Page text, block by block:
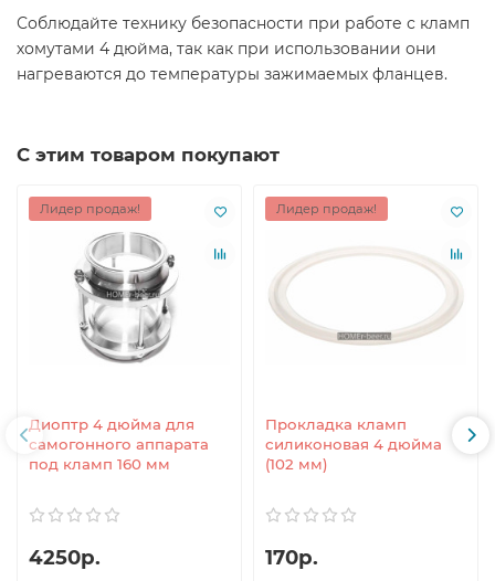
Соблюдайте технику безопасности при работе с кламп
хомутами 4 дюйма, так как при использовании они
нагреваются до температуры зажимаемых фланцев.
С этим товаром покупают
Лидер продаж!
Диоптр 4 дюйма для
самогонного аппарата
под кламп 160 мм
4250р.
Лидер продаж!
Прокладка кламп
силиконовая 4 дюйма
(102 мм)
170р.